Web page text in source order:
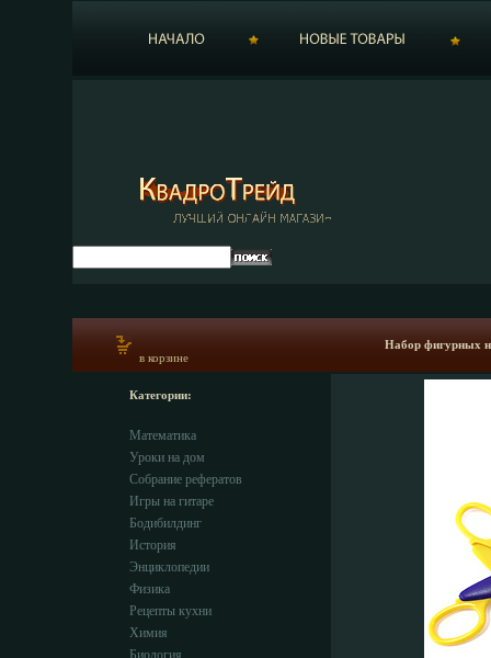
в корзине
Набор фигурных
Категории:
Математика
Уроки на дом
Собрание рефератов
Игры на гитаре
Бодибилдинг
История
Энциклопедии
Физика
Рецепты кухни
Химия
Биология